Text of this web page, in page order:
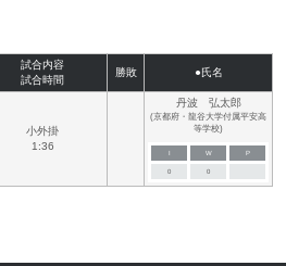
試合内容
試合時間
勝敗 ●氏名
小外掛
1:36
丹波 弘太郎
(京都府・龍谷大学付属平安高
等学校)
W P
0 0